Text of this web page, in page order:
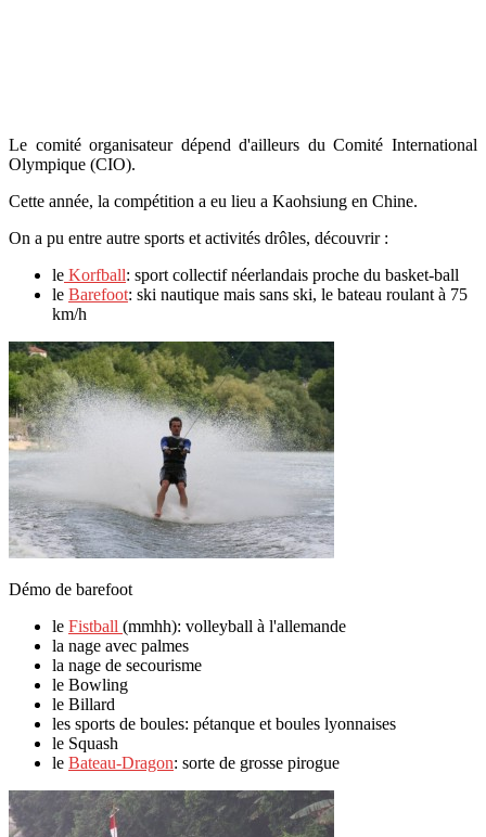
Le comité organisateur dépend d'ailleurs du Comité International
Olympique (CIO).
Cette année, la compétition a eu lieu a Kaohsiung en Chine.
On a pu entre autre sports et activités drôles, découvrir :
le Korfball: sport collectif néerlandais proche du basket-ball
le Barefoot: ski nautique mais sans ski, le bateau roulant à 75
km/h
Démo de barefoot
le Fistball (mmhh): volleyball à l'allemande
la nage avec palmes
la nage de secourisme
le Bowling
le Billard
les sports de boules: pétanque et boules lyonnaises
le Squash
le Bateau-Dragon: sorte de grosse pirogue